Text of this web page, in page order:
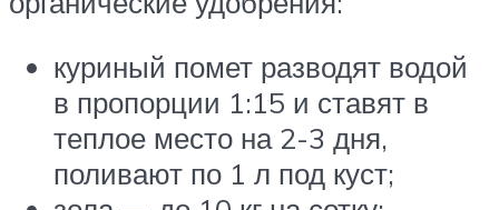
куриный помет разводят водой
в пропорции 1:15 и ставят в
теплое место на 2-3 дня,
поливают по 1 л под куст;